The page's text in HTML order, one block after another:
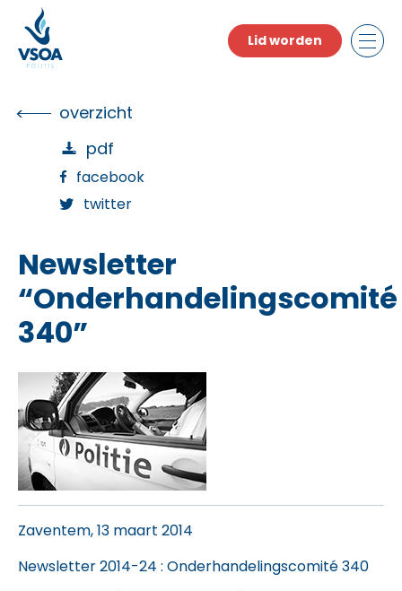
the
content
Lid worden
overzicht
pdf
facebook
twitter
Newsletter
“Onderhandelingscomité
340”
Zaventem, 13 maart 2014
Newsletter 2014-24 : Onderhandelingscomité 340